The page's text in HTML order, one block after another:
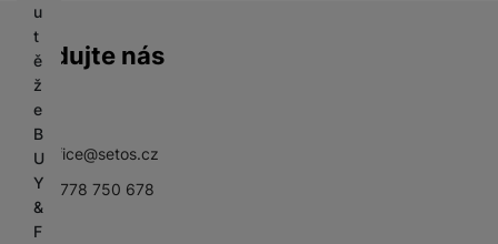
u
t
ě
ž
e
B
U
Y
&
F
Sledujte nás
Facebook
sbsoffice@setos.cz
+420 778 750 678